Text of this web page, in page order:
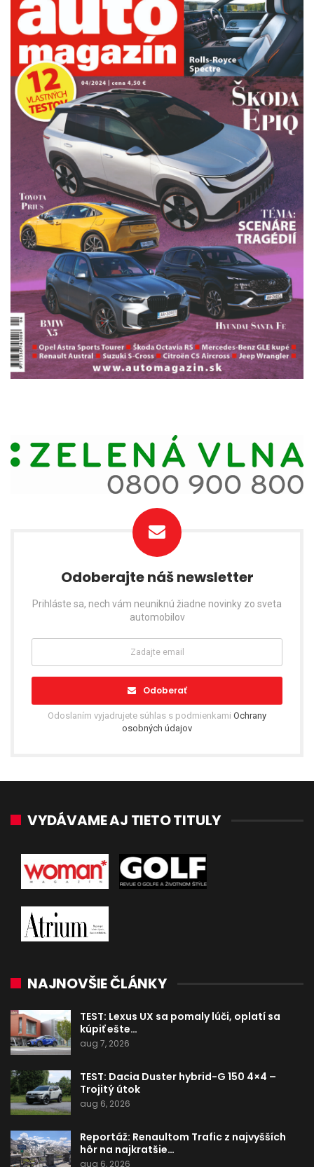
Odoberajte náš newsletter
Prihláste sa, nech vám neuniknú žiadne novinky zo sveta
automobilov
Odoberať
Odoslaním vyjadrujete súhlas s podmienkami Ochrany
osobných údajov
VYDÁVAME AJ TIETO TITULY
NAJNOVŠIE ČLÁNKY
TEST: Lexus UX sa pomaly lúči, oplatí sa
kúpiť ešte…
aug 7, 2026
TEST: Dacia Duster hybrid-G 150 4×4 –
Trojitý útok
aug 6, 2026
Reportáž: Renaultom Trafic z najvyšších
hôr na najkratšie…
aug 6, 2026